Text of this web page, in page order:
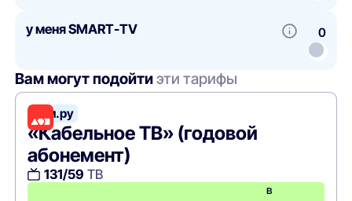
у меня SMART-TV 0
Вам могут подойтиэти тарифы
Дом.ру
«Кабельное ТВ» (годовой
абонемент)
131/59 ТВ
в